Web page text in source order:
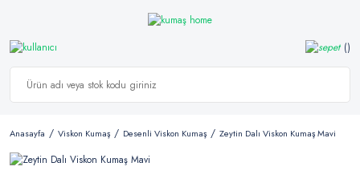
Anasayfa Viskon Kumaş Desenli Viskon Kumaş Zeytin Dalı Viskon Kumaş Mavi